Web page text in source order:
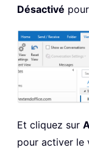
Désactivé
Et cliquez sur
pour activer le